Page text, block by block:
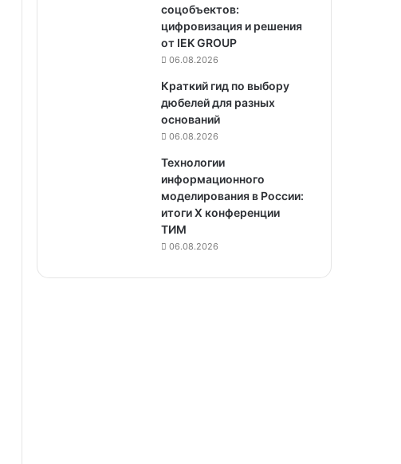
соцобъектов:
цифровизация и решения
от IEK GROUP
06.08.2026
Краткий гид по выбору
дюбелей для разных
оснований
06.08.2026
Технологии
информационного
моделирования в России:
итоги X конференции
ТИМ
06.08.2026